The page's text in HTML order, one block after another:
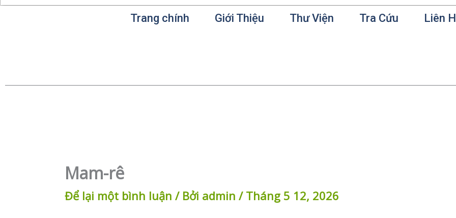
Trang chính Giới Thiệu Thư Viện Tra Cứu Liên
Mam-rê
Để lại một bình luận / Bởi admin / Tháng 5 12, 2026